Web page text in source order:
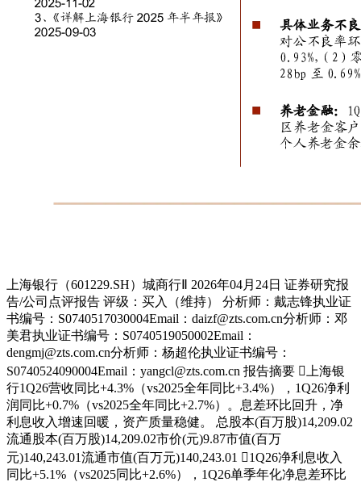
上海银行（601229.SH）城商行Ⅱ 2026年04月24日 证券研究报
告/公司点评报告 评级：买入（维持） 分析师：戴志锋执业证
书编号：S0740517030004Email：daizf@zts.com.cn分析师：邓
美君执业证书编号：S0740519050002Email：
dengmj@zts.com.cn分析师：杨超伦执业证书编号：
S0740524090004Email：yangcl@zts.com.cn 报告摘要 上海银
行1Q26营收同比+4.3%（vs2025全年同比+3.4%），1Q26净利
润同比+0.7%（vs2025全年同比+2.7%）。息差环比回升，净
利息收入增速回暖，资产质量稳健。 总股本(百万股)14,209.02
流通股本(百万股)14,209.02市价(元)9.87市值(百万
元)140,243.01流通市值(百万元)140,243.01 1Q26净利息收入
同比+5.1%（vs2025同比+2.6%），1Q26单季年化净息差环比